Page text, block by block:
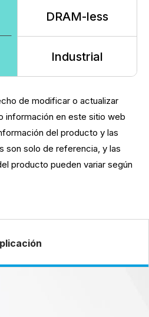
DRAM-less
Industrial
de modificar o actualizar
información en este sitio web
del producto y las
son solo de referencia, y las
producto pueden variar según